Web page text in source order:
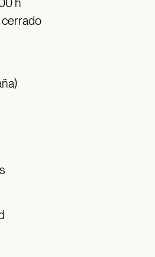
h
cerrado